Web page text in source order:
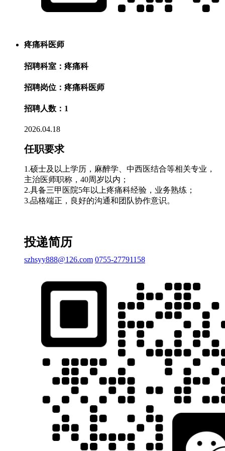
疼痛科医师
招聘科室：疼痛科
招聘岗位：疼痛科医师
招聘人数：1
2026.04.18
任职要求
1.硕士及以上学历，麻醉学、中西医结合等相关专业，
主治医师职称，40周岁以内；
2.具备三甲医院5年以上疼痛科经验，业务熟练；
3.品格端正，良好的沟通和团队协作意识。
投递简历
szhsyy888@126.com 0755-27791158